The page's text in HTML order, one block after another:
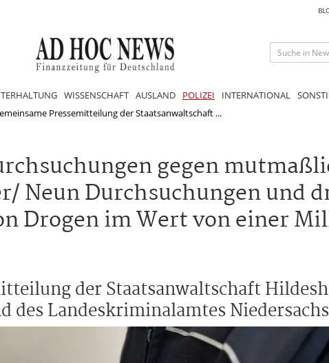
WISSENSCHAFT AUSLAND POLIZEI INTERNATIONAL
Pressemitteilung der Staatsanwaltschaft ...
gegen
Neun Durchsuchungen und
Drogen im Wert von einer
der Staatsanwaltschaft
des Landeskriminalamtes